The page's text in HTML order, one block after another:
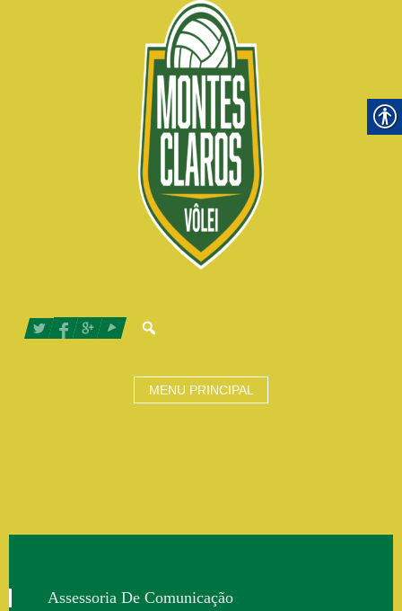
MENU PRINCIPAL
Assessoria De Comunicação